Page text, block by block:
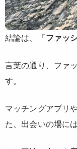
結論は、「 ファッ
言葉の通り、ファ
す。
マッチングアプリ
た、出会いの場に